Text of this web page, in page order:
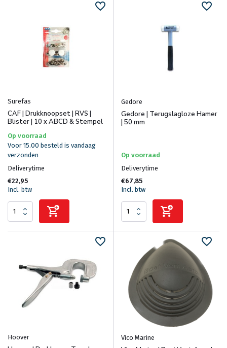
Surefas
CAF | Drukknoopset | RVS |
Blister | 10 x ABCD & Stempel
Op voorraad
Voor 15.00 besteld is vandaag
verzonden
Deliverytime
€22,95
Incl. btw
Gedore
Gedore | Terugslagloze Hamer
| 50 mm
Op voorraad
Deliverytime
€67,85
Incl. btw
Hoover Vico Marine